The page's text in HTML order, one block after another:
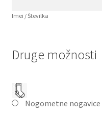
Imei / Številka
Druge možnosti
Nogometne nogavice